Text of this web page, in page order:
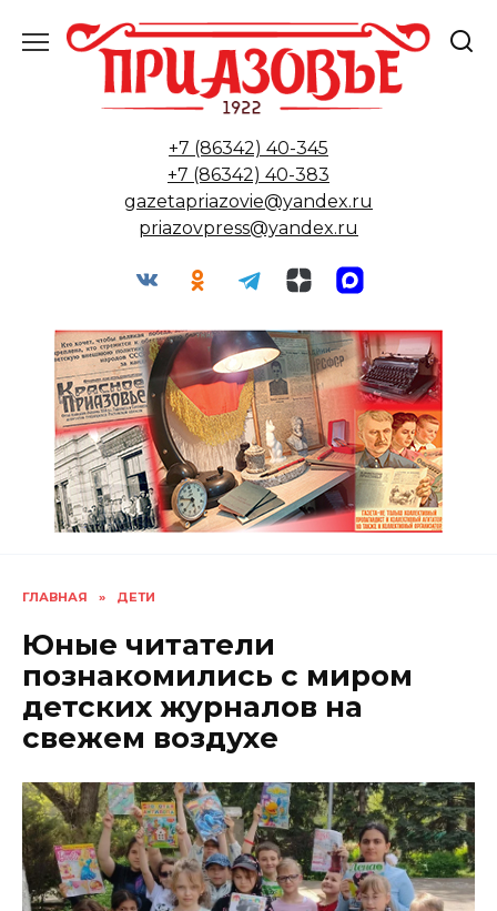
содержанию
+7 (86342) 40-345
+7 (86342) 40-383
gazetapriazovie@yandex.ru
priazovpress@yandex.ru
ГЛАВНАЯ » ДЕТИ
Юные читатели
познакомились с миром
детских журналов на
свежем воздухе